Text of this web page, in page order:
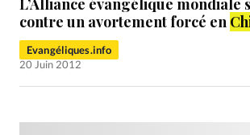
L’Alliance évangélique mondiale
contre un avortement forcé en
Evangéliques.info
20 Juin 2012